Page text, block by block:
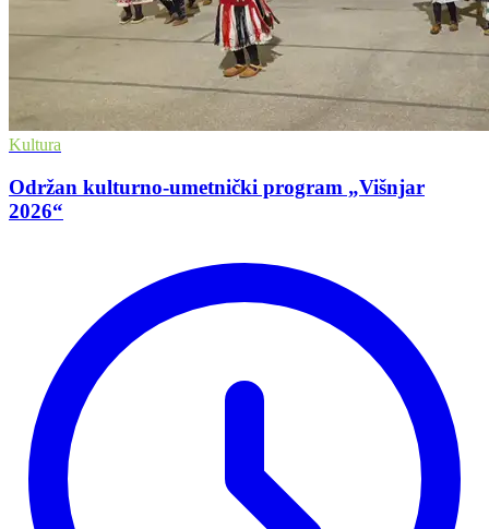
Kultura
Održan kulturno-umetnički program „Višnjar
2026“